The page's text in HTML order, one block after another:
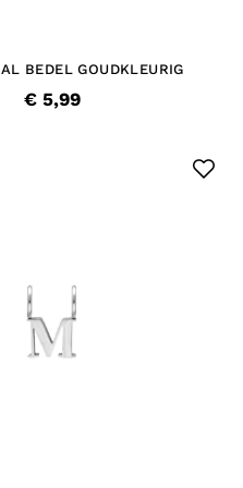
BEDEL GOUDKLEURIG
€ 5,99